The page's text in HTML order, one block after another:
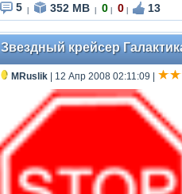
5 352 MB 0 0 13
Звездный крейсер
MRuslik | 12 Апр 2008 02:11:09